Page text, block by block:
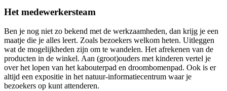
Het medewerkersteam
Ben je nog niet zo bekend met de werkzaamheden, dan krijg je een
maatje die je alles leert. Zoals bezoekers welkom heten. Uitleggen
wat de mogelijkheden zijn om te wandelen. Het afrekenen van de
producten in de winkel. Aan (groot)ouders met kinderen vertel je
over het lopen van het kabouterpad en droombomenpad. Ook is er
altijd een expositie in het natuur-informatiecentrum waar je
bezoekers op kunt attenderen.